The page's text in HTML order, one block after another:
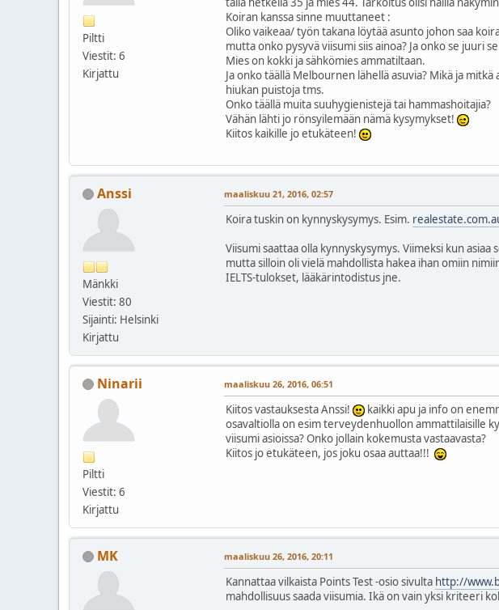
Piltti
Viestit: 6
Kirjattu
Koiran kanssa sinne muuttaneet :
Oliko vaikeaa/ työn takana löytää asunto johon saa
mutta onko pysyvä viisumi siis ainoa? Ja onko se juuri
Mies on kokki ja sähkömies ammatiltaan.
Ja onko täällä Melbournen lähellä asuvia? Mikä ja
hiukan puistoja tms.
Onko täällä muita suuhygienistejä tai hammashoitajia?
Vähän lähti jo rönsyilemään nämä kysymykset!
Kiitos kaikille jo etukäteen!
Anssi
Mänkki
Viestit: 80
Sijainti: Helsinki
Kirjattu
maaliskuu 21, 2016, 02:57
Koira tuskin on kynnyskysymys. Esim.
Viisumi saattaa olla kynnyskysymys. Viimeksi kun
mutta silloin oli vielä mahdollista hakea ihan omiin
IELTS-tulokset, lääkärintodistus jne.
Ninarii
Piltti
Viestit: 6
Kirjattu
maaliskuu 26, 2016, 06:51
Kiitos vastauksesta Anssi!
kaikki apu ja info on
osavaltiolla on esim terveydenhuollon ammattilaisille
viisumi asioissa? Onko jollain kokemusta vastaavasta?
Kiitos jo etukäteen, jos joku osaa auttaa!!!
MK maaliskuu 26, 2016, 20:11
Kannattaa vilkaista Points Test -osio sivulta http://
mahdollisuus saada viisumia. Ikä on vain yksi kriteeri